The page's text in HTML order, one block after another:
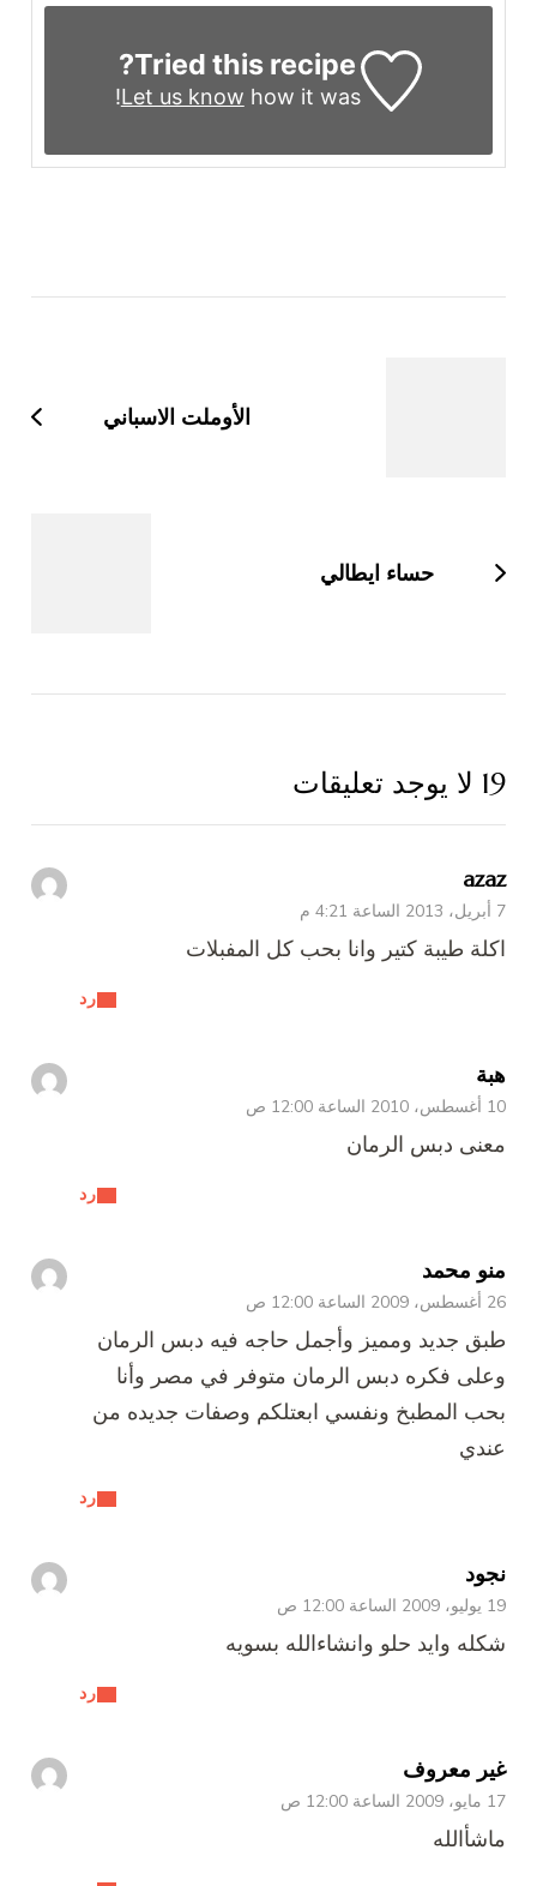
Tried this recipe?
Let us know how it was!
الأوملت الاسباني
حساء ايطالي
19 لا يوجد تعليقات
azaz
7 أبريل، 2013 الساعة 4:21 م
رد
اكلة طيبة كتير وانا بحب كل المفبلات
هبة
10 أغسطس، 2010 الساعة 12:00 ص
رد
معنى دبس الرمان
منو محمد
26 أغسطس، 2009 الساعة 12:00 ص
رد
طبق جديد ومميز وأجمل حاجه فيه دبس الرمان
وعلى فكره دبس الرمان متوفر في مصر وأنا
بحب المطبخ ونفسي ابعتلكم وصفات جديده من
عندي
نجود
19 يوليو، 2009 الساعة 12:00 ص
رد
شكله وايد حلو وانشاءالله بسويه
غير معروف
17 مايو، 2009 الساعة 12:00 ص
ماشأالله